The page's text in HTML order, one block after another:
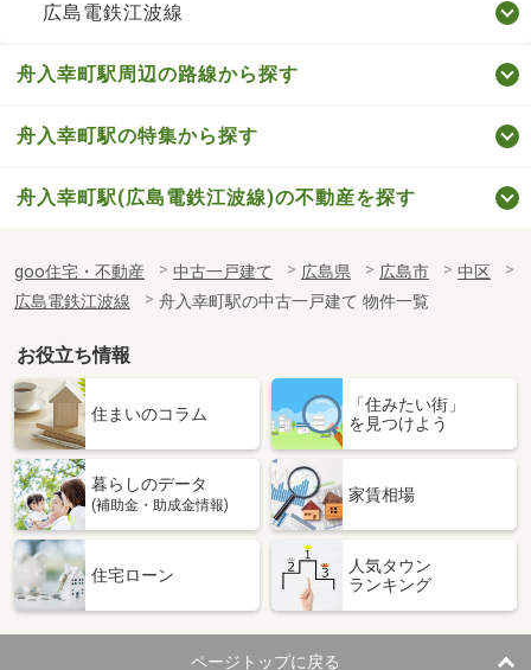
広島電鉄江波線
舟入幸町駅周辺の路線から探す
舟入幸町駅の特集から探す
舟入幸町駅(広島電鉄江波線)の不動産を探す
goo住宅・不動産 中古一戸建て 広島県 広島市
中区
広島電鉄江波線
舟入幸町駅の中古一戸建て 物件一覧
お役立ち情報
住まいのコラム
「住みたい街」
を見つけよう
暮らしのデータ
(補助金・助成金情報)
家賃相場
住宅ローン
人気タウン
ランキング
ページトップに戻る